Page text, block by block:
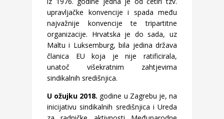
upravljačke konvencije i spada među
najvažnije konvencije te tripartitne
organizacije. Hrvatska je do sada, uz
Maltu i Luksemburg, bila jedina država
članica EU koja je nije ratificirala,
unatoč višekratnim zahtjevima
sindikalnih središnjica.
U ožujku 2018. godine u Zagrebu je, na
inicijativu sindikalnih središnjica i Ureda